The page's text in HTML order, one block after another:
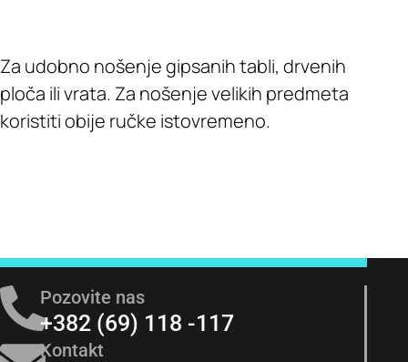
Za udobno nošenje gipsanih tabli, drvenih
ploča ili vrata. Za nošenje velikih predmeta
koristiti obije ručke istovremeno.
Pozovite nas
+382 (69) 118 -117
Kontakt